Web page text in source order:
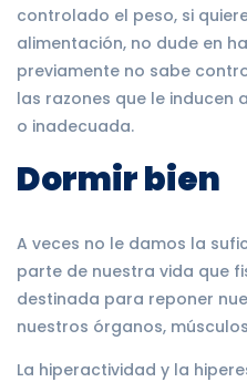
controlado el peso, si
alimentación, no dude en
previamente no sabe
las razones que le inducen
o inadecuada.
Dormir bien
A veces no le damos la
parte de nuestra vida que
destinada para reponer
nuestros órganos,
La hiperactividad y la